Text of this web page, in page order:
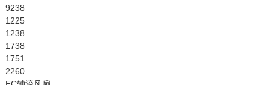
9238
1225
1238
1738
1751
2260